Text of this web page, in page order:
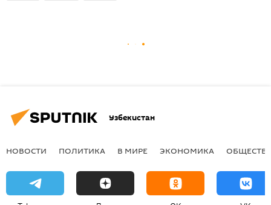
Узбекистан
НОВОСТИ ПОЛИТИКА В МИРЕ ЭКОНОМИКА